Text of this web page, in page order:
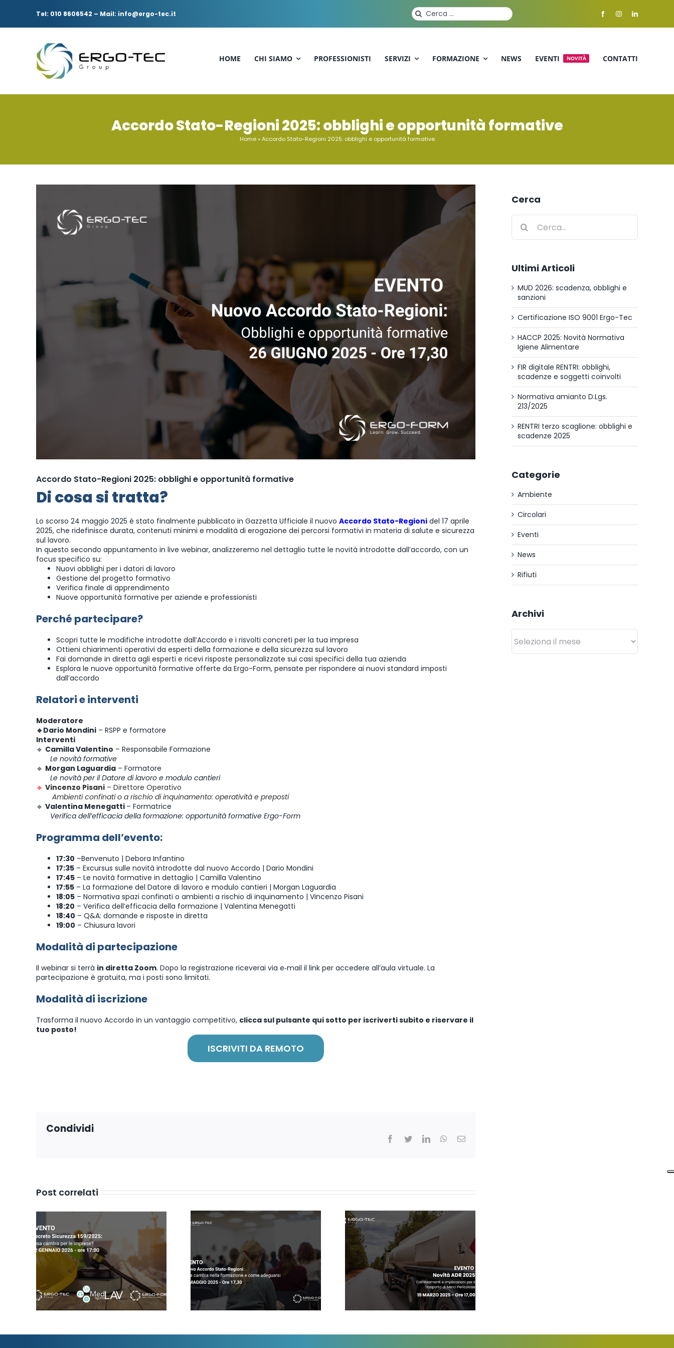
Tel: 010 8606542 – Mail: info@ergo-tec.it
Cerca
per:
HOME CHI SIAMO PROFESSIONISTI SERVIZI FORMAZIONE NEWS EVENTI NOVITÀ CONTATTI
Accordo Stato-Regioni 2025: obblighi e opportunità formative
Home»Accordo Stato-Regioni 2025: obblighi e opportunità formative
Accordo Stato-Regioni 2025: obblighi e opportunità formative
Di cosa si tratta?
Lo scorso 24 maggio 2025 è stato finalmente pubblicato in Gazzetta Ufficiale il nuovo Accordo Stato-Regionidel 17 aprile
2025, che ridefinisce durata, contenuti minimi e modalità di erogazione dei percorsi formativi in materia di salute e sicurezza
sul lavoro.
In questo secondo appuntamento in live webinar, analizzeremo nel dettaglio tutte le novità introdotte dall’accordo, con un
focus specifico su:
Nuovi obblighi per i datori di lavoro
Gestione del progetto formativo
Verifica finale di apprendimento
Nuove opportunità formative per aziende e professionisti
Perché partecipare?
Scopri tutte le modifiche introdotte dall’Accordo e i risvolti concreti per la tua impresa
Ottieni chiarimenti operativi da esperti della formazione e della sicurezza sul lavoro
Fai domande in diretta agli esperti e ricevi risposte personalizzate sui casi specifici della tua azienda
Esplora le nuove opportunità formative offerte da Ergo-Form, pensate per rispondere ai nuovi standard imposti
dall’accordo
Relatori e interventi
Moderatore
🔹Dario Mondini– RSPP e formatore
Interventi
🔹 Camilla Valentino – Responsabile Formazione
Le novità formative
🔹 Morgan Laguardia– Formatore
Le novità per il Datore di lavoro e modulo cantieri
🔹 Vincenzo Pisani– Direttore Operativo
Ambienti confinati o a rischio di inquinamento: operatività e preposti
🔹 Valentina Menegatti – Formatrice
Verifica dell’efficacia della formazione: opportunità formative Ergo-Form
Programma dell’evento:
17:30 –Benvenuto | Debora Infantino
17:35– Excursus sulle novità introdotte dal nuovo Accordo | Dario Mondini
17:45– Le novità formative in dettaglio | Camilla Valentino
17:55– La formazione del Datore di lavoro e modulo cantieri | Morgan Laguardia
18:05– Normativa spazi confinati o ambienti a rischio di inquinamento | Vincenzo Pisani
18:20 – Verifica dell’efficacia della formazione | Valentina Menegatti
18:40 – Q&A: domande e risposte in diretta
19:00 – Chiusura lavori
Modalità di partecipazione
Il webinar si terrà in diretta Zoom. Dopo la registrazione riceverai via e‑mail il link per accedere all’aula virtuale. La
partecipazione è gratuita, ma i posti sono limitati.
Modalità di iscrizione
Trasforma il nuovo Accordo in un vantaggio competitivo, clicca sul pulsante qui sotto per iscriverti subito e riservare il
tuo posto!
ISCRIVITI DA REMOTO
Condividi
Facebook
TwitterLinkedInWhatsApp
Email
Post correlati
Cerca
Cerca
per:
Ultimi Articoli
MUD 2026: scadenza, obblighi e
sanzioni
Certificazione ISO 9001 Ergo-Tec
HACCP 2025: Novità Normativa
Igiene Alimentare
FIR digitale RENTRI: obblighi,
scadenze e soggetti coinvolti
Normativa amianto D.Lgs.
213/2025
RENTRI terzo scaglione: obblighi e
scadenze 2025
Categorie
Ambiente
Circolari
Eventi
News
Rifiuti
Archivi
Archivi